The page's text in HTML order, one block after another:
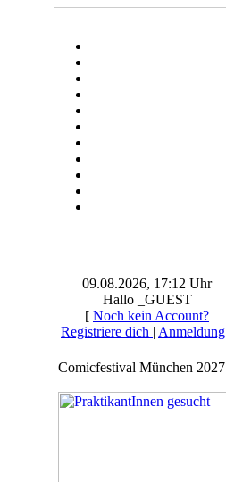
09.08.2026, 17:12 Uhr
Hallo _GUEST
[ Noch kein Account?
Registriere dich | Anmeldung
Comicfestival München 2027